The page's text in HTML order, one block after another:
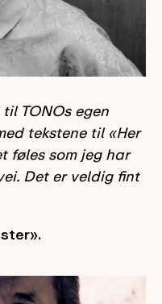
TONOs egen
tekstene til «Her
føles som jeg har
Det er veldig fint